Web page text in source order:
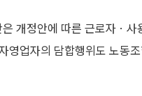
개정안에 따른 근로자ㆍ
영업자의 담합행위도 노동